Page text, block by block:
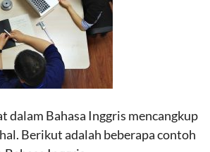
dalam Bahasa Inggris mencangkup
Berikut adalah beberapa contoh